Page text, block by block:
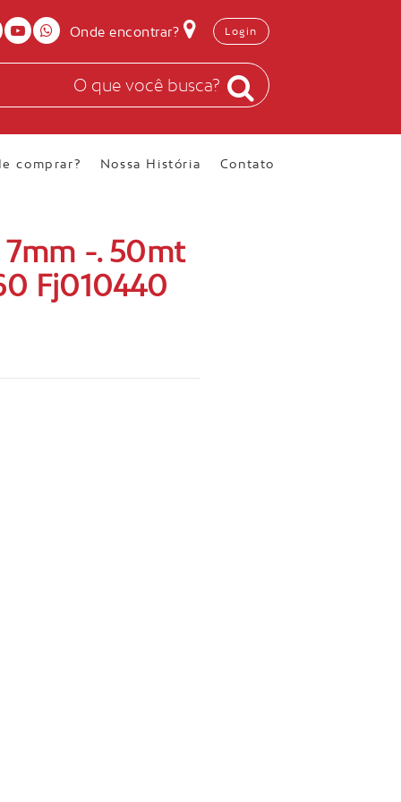
Onde encontrar? Login
comprar? Nossa História Contato
-. 50mt
Fj010440